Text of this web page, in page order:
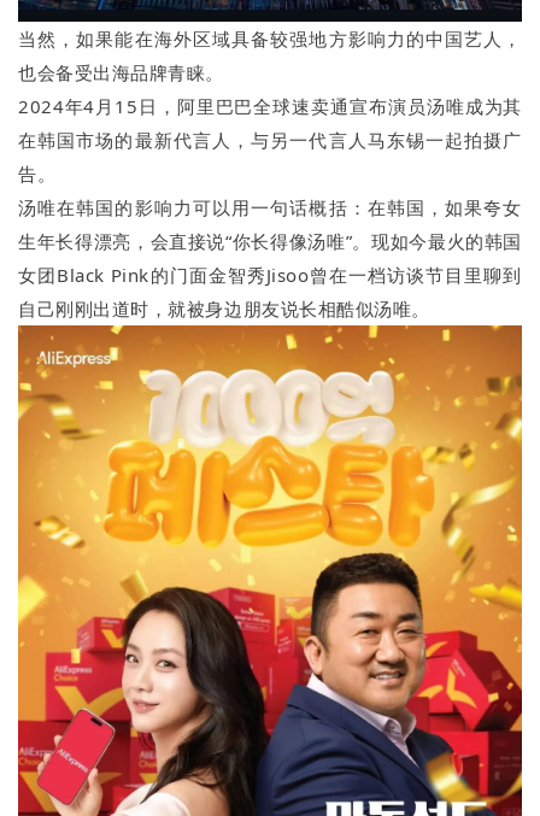
当然，如果能在海外区域具备较强地方影响力的中国艺人，
也会备受出海品牌青睐。
2024年4月15日，阿里巴巴全球速卖通宣布演员汤唯成为其
在韩国市场的最新代言人，与另一代言人马东锡一起拍摄广
告。
汤唯在韩国的影响力可以用一句话概括：在韩国，如果夸女
生年长得漂亮，会直接说“你长得像汤唯”。现如今最火的韩国
女团Black Pink的门面金智秀Jisoo曾在一档访谈节目里聊到
自己刚刚出道时，就被身边朋友说长相酷似汤唯。